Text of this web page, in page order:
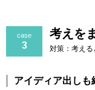
case
3
考えを
対策：考え
アイディア出しも